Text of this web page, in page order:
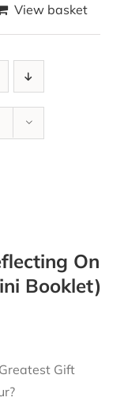
View basket
On
Booklet)
Gift